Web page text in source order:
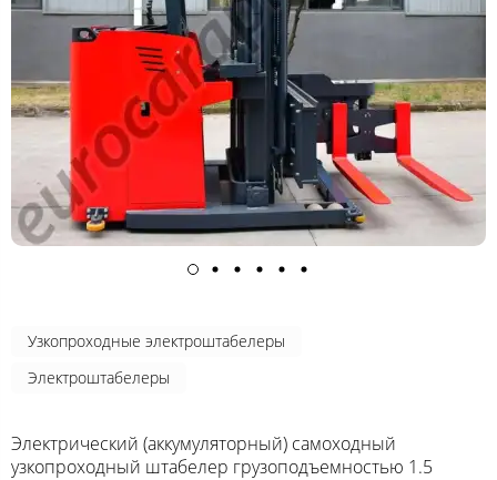
Узкопроходные электроштабелеры
Электроштабелеры
Электрический (аккумуляторный) самоходный
узкопроходный штабелер грузоподъемностью 1.5